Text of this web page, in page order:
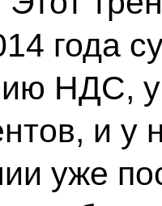
года
НДС,
и у
уже